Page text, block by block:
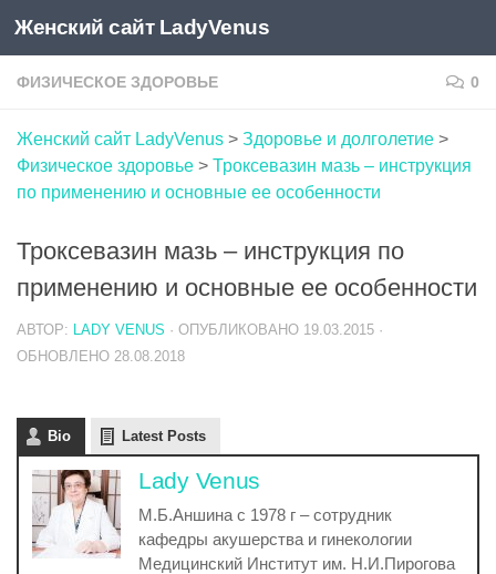
Skip to content
Женский сайт LadyVenus
ФИЗИЧЕСКОЕ ЗДОРОВЬЕ 0
Женский сайт LadyVenus > Здоровье и долголетие >
Физическое здоровье > Троксевазин мазь – инструкция
по применению и основные ее особенности
Троксевазин мазь – инструкция по
применению и основные ее особенности
АВТОР: LADY VENUS · ОПУБЛИКОВАНО 19.03.2015 ·
ОБНОВЛЕНО 28.08.2018
Bio Latest Posts
Lady Venus
М.Б.Аншина с 1978 г – сотрудник
кафедры акушерства и гинекологии
Медицинский Институт им. Н.И.Пирогова